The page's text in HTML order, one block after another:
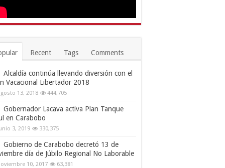
Recent Tags Comments
Alcaldía continúa llevando diversión con el
Vacacional Libertador 2018
13, 2018 444,705
Gobernador Lacava activa Plan Tanque
en Carabobo
3, 2019 330,375
Gobierno de Carabobo decretó 13 de
día de Júbilo Regional No Laborable
10, 2017 63,381